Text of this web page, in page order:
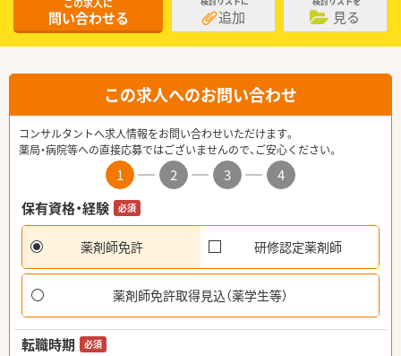
この求人に
問い合わせる 追加 見る
この求人へのお問い合わせ
コンサルタントへ求人情報をお問い合わせいただけます。
薬局・病院等への直接応募ではございませんので、ご安心ください。
1 2 3
4
保有資格・経験
必須
薬剤師免許 研修認定薬剤師
薬剤師免許取得見込（薬学生等）
転職時期 必須